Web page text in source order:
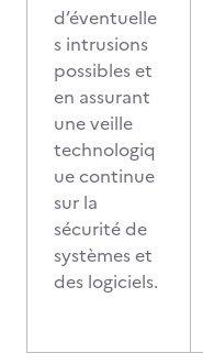
d’éventuelle
s intrusions
possibles et
en assurant
une veille
technologiq
ue continue
sur la
sécurité de
systèmes et
des logiciels.